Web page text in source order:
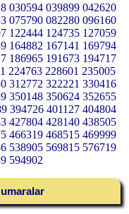
030594 039899 042620
075790 082280 096160
122444 124735 127059
164882 167141 169794
186965 191673 194717
224763 228601 235005
312772 322221 330416
350148 350624 352655
394726 401127 404804
427804 428140 438505
466319 468515 469999
538905 569815 576719
594902